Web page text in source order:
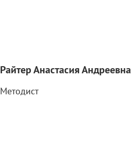
Райтер Анастасия Андреевна
Методист